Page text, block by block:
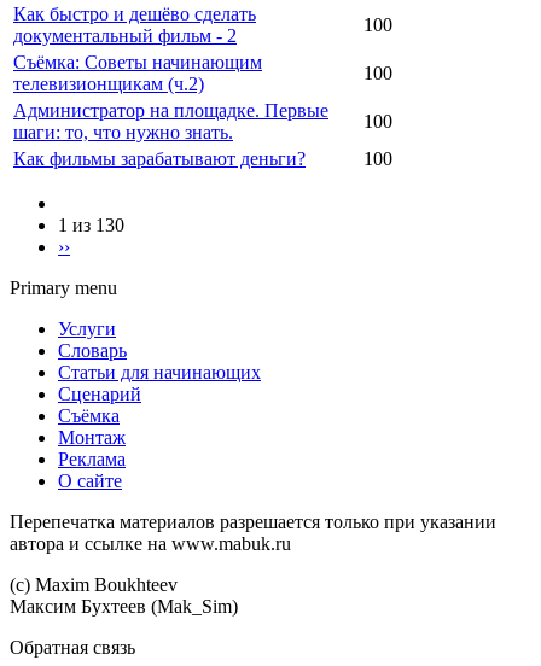
Как быстро и дешёво сделать
документальный фильм - 2
100
Съёмка: Советы начинающим
телевизионщикам (ч.2)
100
Администратор на площадке. Первые
шаги: то, что нужно знать.
100
Как фильмы зарабатывают деньги?
100
1 из 130
››
Primary menu
Услуги
Словарь
Статьи для начинающих
Сценарий
Съёмка
Монтаж
Реклама
О сайте
Перепечатка материалов разрешается только при указании
автора и ссылке на www.mabuk.ru
(c) Maхim Boukhteev
Максим Бухтеев (Mak_Sim)
Обратная связь